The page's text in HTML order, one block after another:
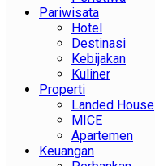
Pariwisata
Hotel
Destinasi
Kebijakan
Kuliner
Properti
Landed House
MICE
Apartemen
Keuangan